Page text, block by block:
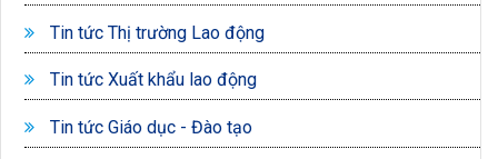
Tin tức Thị trường Lao động
Tin tức Xuất khẩu lao động
Tin tức Giáo dục - Đào tạo